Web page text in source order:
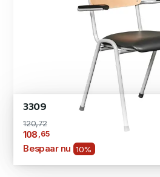
3309
120,72
108,65
Bespaar nu 10%